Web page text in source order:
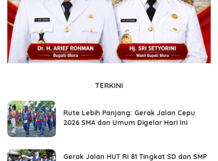
TERKINI
Rute Lebih Panjang: Gerak Jalan Cepu
2026 SMA dan Umum Digelar Hari Ini
Gerak Jalan HUT RI 81 Tingkat SD dan SMP